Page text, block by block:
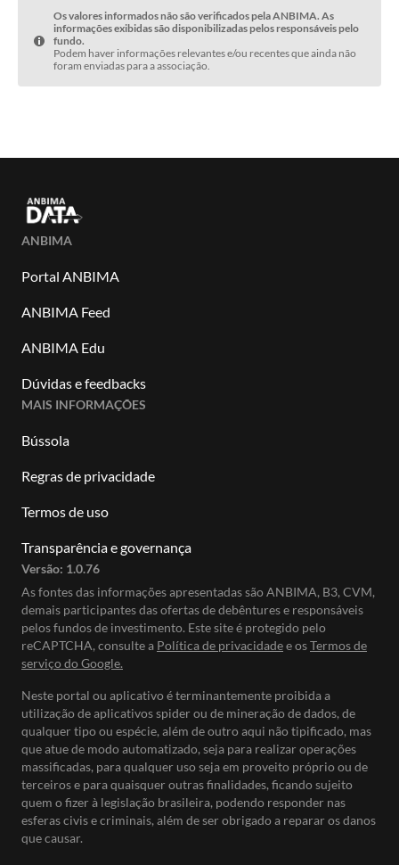
Os valores informados não são verificados pela ANBIMA. As
informações exibidas são disponibilizadas pelos responsáveis pelo
fundo.
Podem haver informações relevantes e/ou recentes que ainda não
foram enviadas para a associação.
ANBIMA
Portal ANBIMA
ANBIMA Feed
ANBIMA Edu
Dúvidas e feedbacks
MAIS INFORMAÇÕES
Bússola
Regras de privacidade
Termos de uso
Transparência e governança
Versão: 1.0.76
As fontes das informações apresentadas são ANBIMA, B3, CVM,
demais participantes das ofertas de debêntures e responsáveis
pelos fundos de investimento. Este site é protegido pelo
reCAPTCHA, consulte a Política de privacidadee osTermos de
serviço do Google.
Neste portal ou aplicativo é terminantemente proibida a
utilização de aplicativos spider ou de mineração de dados, de
qualquer tipo ou espécie, além de outro aqui não tipificado, mas
que atue de modo automatizado, seja para realizar operações
massificadas, para qualquer uso seja em proveito próprio ou de
terceiros e para quaisquer outras finalidades, ficando sujeito
quem o fizer à legislação brasileira, podendo responder nas
esferas civis e criminais, além de ser obrigado a reparar os danos
que causar.